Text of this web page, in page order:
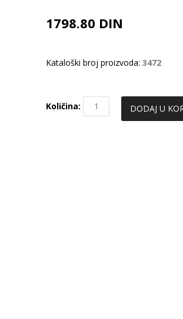
1798.80 DIN
Kataloški broj proizvoda: 3472
Količina: